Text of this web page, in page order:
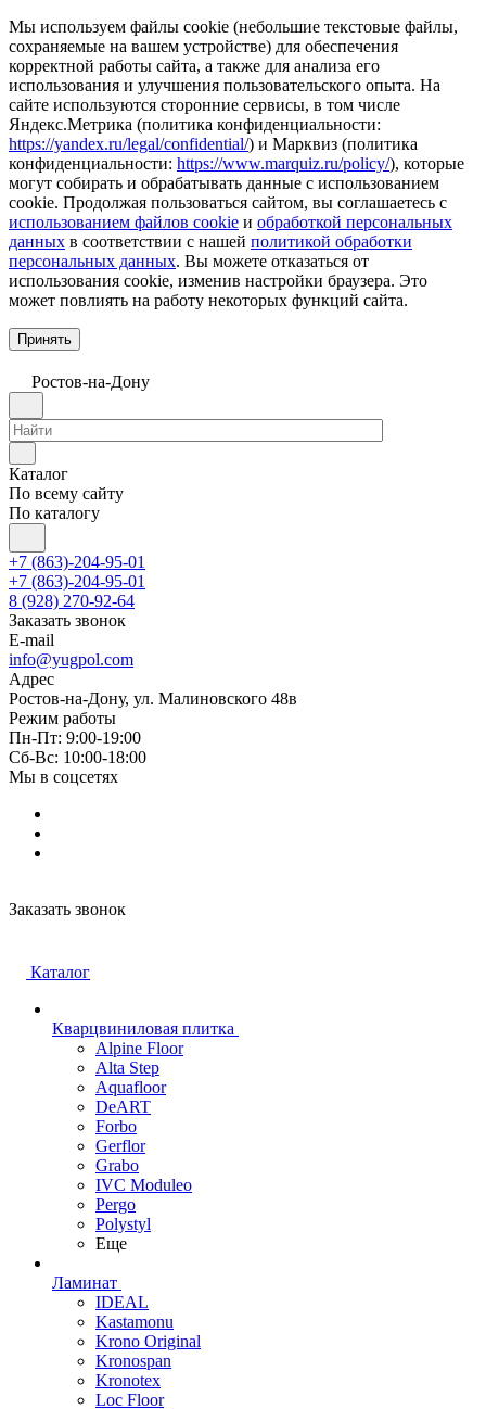
Мы используем файлы cookie (небольшие текстовые файлы,
сохраняемые на вашем устройстве) для обеспечения
корректной работы сайта, а также для анализа его
использования и улучшения пользовательского опыта. На
сайте используются сторонние сервисы, в том числе
Яндекс.Метрика (политика конфиденциальности:
https://yandex.ru/legal/confidential/) и Марквиз (политика
конфиденциальности: https://www.marquiz.ru/policy/), которые
могут собирать и обрабатывать данные с использованием
cookie. Продолжая пользоваться сайтом, вы соглашаетесь с
использованием файлов cookie и обработкой персональных
данных в соответствии с нашей политикой обработки
персональных данных. Вы можете отказаться от
использования cookie, изменив настройки браузера. Это
может повлиять на работу некоторых функций сайта.
Принять
Ростов-на-Дону
Каталог
По всему сайту
По каталогу
+7 (863)-204-95-01
+7 (863)-204-95-01
8 (928) 270-92-64
Заказать звонок
E-mail
info@yugpol.com
Адрес
Ростов-на-Дону, ул. Малиновского 48в
Режим работы
Пн-Пт: 9:00-19:00
Cб-Вс: 10:00-18:00
Мы в соцсетях
Заказать звонок
Каталог
Кварцвиниловая плитка
Alpine Floor
Alta Step
Aquafloor
DeART
Forbo
Gerflor
Grabo
IVC Moduleo
Pergo
Polystyl
Еще
Ламинат
IDEAL
Kastamonu
Krono Original
Kronospan
Kronotex
Loc Floor